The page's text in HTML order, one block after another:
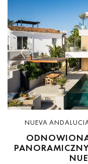
Previous
NUEVA